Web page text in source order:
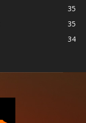
35
35
34